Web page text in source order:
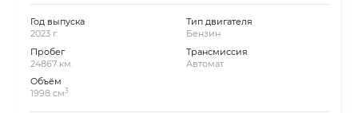
Год выпуска
2023 г.
Пробег
24867 км.
Объём
1998 см3
Тип двигателя
Бензин
Трансмиссия
Автомат